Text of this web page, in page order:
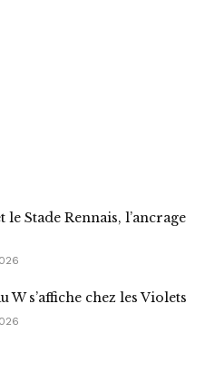
Stade Rennais, l’ancrage
W s’affiche chez les Violets